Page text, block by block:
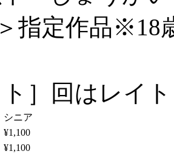
指定作品
］回はレイ
シニア
¥1,100
¥1,100